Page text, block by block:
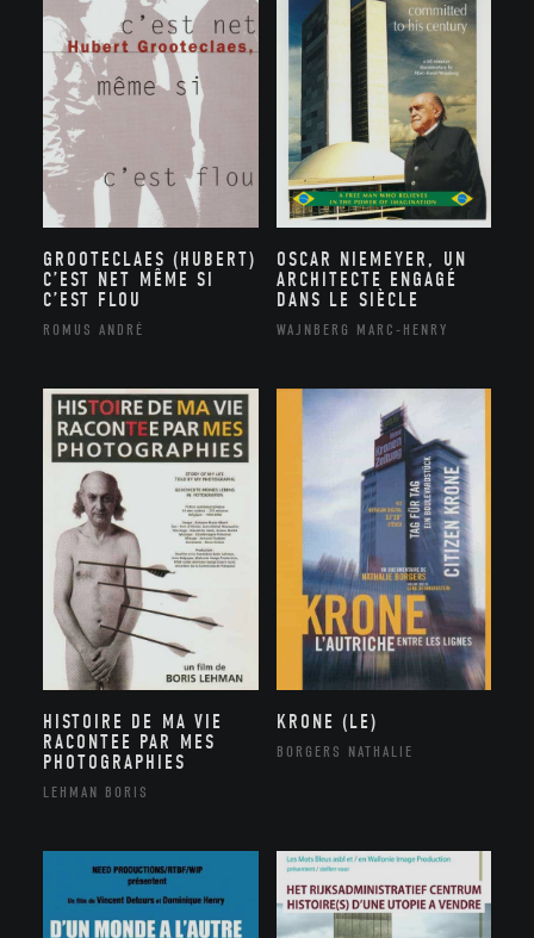
GROOTECLAES (HUBERT)
C’EST NET MÊME SI
C’EST FLOU
ROMUS ANDRÉ
OSCAR NIEMEYER, UN
ARCHITECTE ENGAGÉ
DANS LE SIÈCLE
WAJNBERG MARC-HENRY
HISTOIRE DE MA VIE
RACONTEE PAR MES
PHOTOGRAPHIES
LEHMAN BORIS
KRONE (LE)
BORGERS NATHALIE